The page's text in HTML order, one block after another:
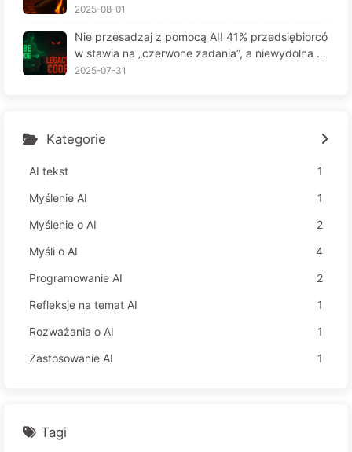
jest twoja chciwość — powoli ucz się AI164
2025-08-01
Nie przesadzaj z pomocą AI! 41% przedsiębiorcó
w stawia na „czerwone zadania”, a niewydolna te
chnologia czyni pracowników jeszcze bardziej ni
2025-07-31
Kategorie
AI tekst
1
Myślenie AI
1
Myślenie o AI
2
Myśli o AI
4
Programowanie AI
2
Refleksje na temat AI
1
Rozważania o AI
1
Zastosowanie AI
1
Tagi